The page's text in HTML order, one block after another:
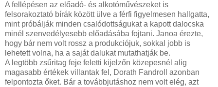
A fellépésen az előadó- és alkotóművészeket is
felsorakoztató bírák között ülve a férfi figyelmesen hallgatta,
mint próbálják minden csalódottságukat a kapott dalocska
minél szenvedélyesebb előadásába fojtani. Janoa érezte,
hogy bár nem volt rossz a produkciójuk, sokkal jobb is
lehetett volna, ha a saját dalukat mutathatják be.
A legtöbb zsűritag feje feletti kijelzőn közepesnél alig
magasabb értékek villantak fel, Dorath Fandroll azonban
felpontozta őket. Bár a továbbjutáshoz nem volt elég, azt